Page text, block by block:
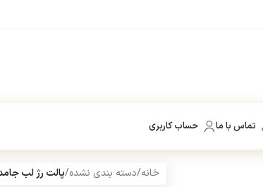
تماس با ما حساب کاربری
خانه/دسته بندی نشده/پالت رژ لب جامد